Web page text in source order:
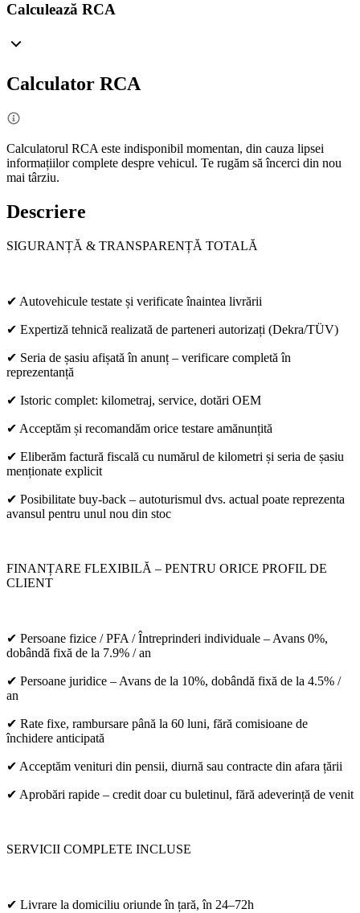
Calculează RCA
Calculator RCA
Calculatorul RCA este indisponibil momentan, din cauza lipsei
informațiilor complete despre vehicul. Te rugăm să încerci din nou
mai târziu.
Descriere
SIGURANȚĂ & TRANSPARENȚĂ TOTALĂ
✔ Autovehicule testate și verificate înaintea livrării
✔ Expertiză tehnică realizată de parteneri autorizați (Dekra/TÜV)
✔ Seria de șasiu afișată în anunț – verificare completă în
reprezentanță
✔ Istoric complet: kilometraj, service, dotări OEM
✔ Acceptăm și recomandăm orice testare amănunțită
✔ Eliberăm factură fiscală cu numărul de kilometri și seria de șasiu
menționate explicit
✔ Posibilitate buy-back – autoturismul dvs. actual poate reprezenta
avansul pentru unul nou din stoc
FINANȚARE FLEXIBILĂ – PENTRU ORICE PROFIL DE
CLIENT
✔ Persoane fizice / PFA / Întreprinderi individuale – Avans 0%,
dobândă fixă de la 7.9% / an
✔ Persoane juridice – Avans de la 10%, dobândă fixă de la 4.5% /
an
✔ Rate fixe, rambursare până la 60 luni, fără comisioane de
închidere anticipată
✔ Acceptăm venituri din pensii, diurnă sau contracte din afara țării
✔ Aprobări rapide – credit doar cu buletinul, fără adeverință de venit
SERVICII COMPLETE INCLUSE
✔ Livrare la domiciliu oriunde în țară, în 24–72h